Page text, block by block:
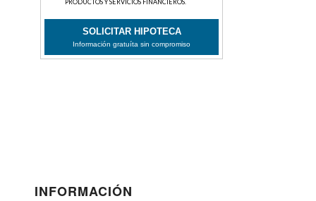
INFORMACIÓN